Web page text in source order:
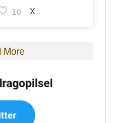
10 X
More